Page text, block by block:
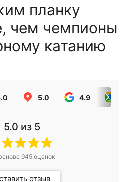
планку
чем чемпионы
катанию
5.0 4.9
5.0 из 5
945оценок
отзыв